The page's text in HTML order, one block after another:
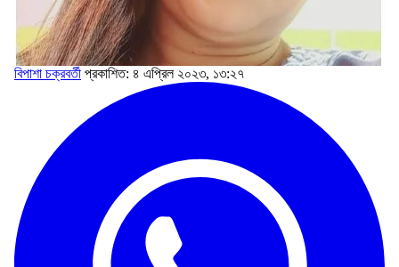
বিপাশা চক্রবর্তী প্রকাশিত: ৪ এপ্রিল ২০২৩, ১৩:২৭